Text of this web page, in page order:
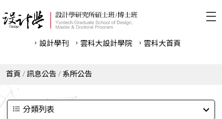
設計學刊 雲科⼤設計學院 雲科⼤首頁
首頁 訊息公告 系所公告
分類列表